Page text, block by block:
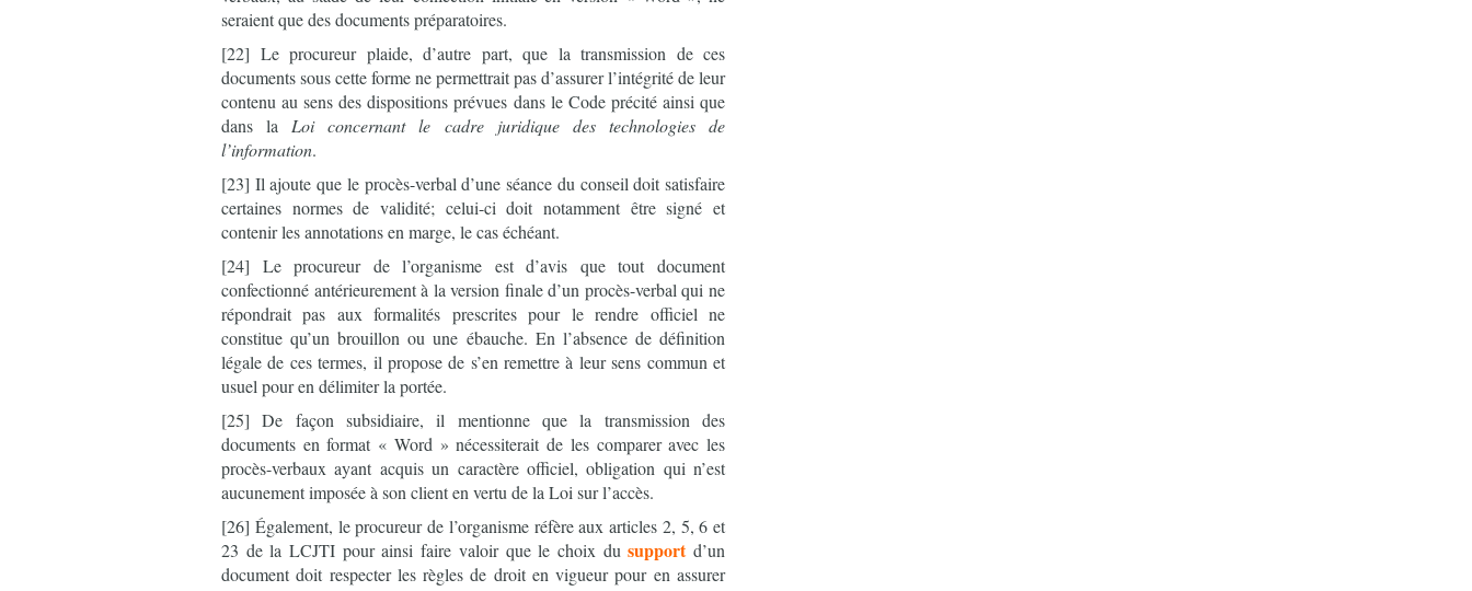
seraient que des documents préparatoires.
[22] Le procureur plaide, d’autre part, que la transmission de ces
documents sous cette forme ne permettrait pas d’assurer l’intégrité de leur
contenu au sens des dispositions prévues dans le Code précité ainsi que
dans la Loi concernant le cadre juridique des technologies de
l’information.
[23] Il ajoute que le procès-verbal d’une séance du conseil doit satisfaire
certaines normes de validité; celui-ci doit notamment être signé et
contenir les annotations en marge, le cas échéant.
[24] Le procureur de l’organisme est d’avis que tout document
confectionné antérieurement à la version finale d’un procès-verbal qui ne
répondrait pas aux formalités prescrites pour le rendre officiel ne
constitue qu’un brouillon ou une ébauche. En l’absence de définition
légale de ces termes, il propose de s’en remettre à leur sens commun et
usuel pour en délimiter la portée.
[25] De façon subsidiaire, il mentionne que la transmission des
documents en format « Word » nécessiterait de les comparer avec les
procès-verbaux ayant acquis un caractère officiel, obligation qui n’est
aucunement imposée à son client en vertu de la Loi sur l’accès.
[26] Également, le procureur de l’organisme réfère aux articles 2, 5, 6 et
23 de la LCJTI pour ainsi faire valoir que le choix dusupportd’un
document doit respecter les règles de droit en vigueur pour en assurer